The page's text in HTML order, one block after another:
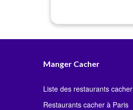
Manger Cacher
Liste des restaurants cacher
Restaurants cacher à Paris